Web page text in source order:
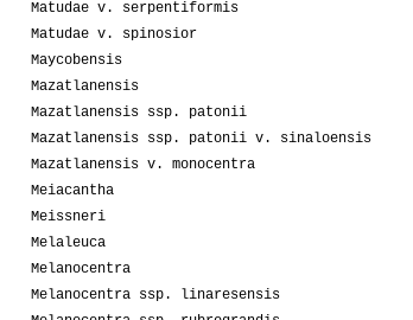
Matudae v. serpentiformis
Matudae v. spinosior
Maycobensis
Mazatlanensis
Mazatlanensis ssp. patonii
Mazatlanensis ssp. patonii v. sinaloensis
Mazatlanensis v. monocentra
Meiacantha
Meissneri
Melaleuca
Melanocentra
Melanocentra ssp. linaresensis